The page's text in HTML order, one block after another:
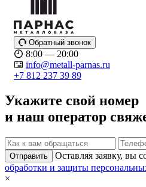
Обратный звонок
8:00 — 20:00
info@metall-parnas.ru
+7 812 237 39 89
Укажите свой номер
и наш оператор
Отправить Оставляя заявку, вы
обработки и защиты
×